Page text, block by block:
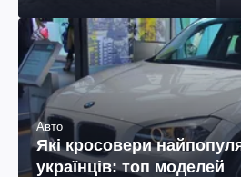
Авто
Які кросовери
українців: топ моделей